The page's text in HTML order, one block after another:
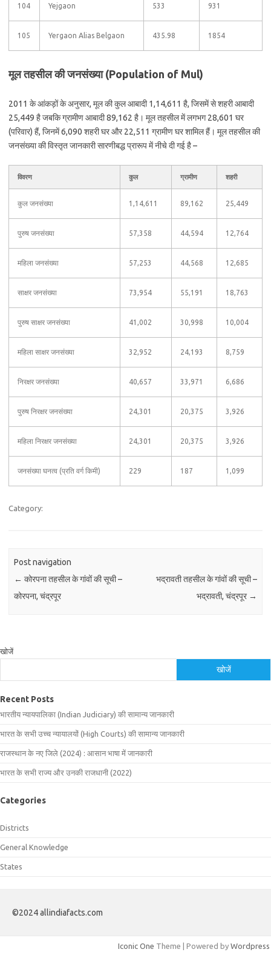
104 Yejgaon 533 931
105 Yergaon Alias Belgaon 435.98 1854
मूल तहसील की जनसंख्या (Population of Mul)
2011 के आंकड़ों के अनुसार, मूल की कुल आबादी 1,14,611 है, जिसमें से शहरी आबादी
25,449 है जबकि ग्रामीण आबादी 89,162 है। मूल तहसील में लगभग 28,601 घर
(परिवार) हैं, जिनमें 6,090 शहरी घर और 22,511 ग्रामीण घर शामिल हैं। मूल तहसील की
जनसंख्या की विस्तृत जानकारी सारणीबद्ध प्रारूप में नीचे दी गई है –
विवरण कुल ग्रामीण शहरी
कुल जनसंख्या 1,14,611 89,162 25,449
पुरुष जनसंख्या 57,358 44,594 12,764
महिला जनसंख्या 57,253 44,568 12,685
साक्षर जनसंख्या 73,954 55,191 18,763
पुरुष साक्षर जनसंख्या 41,002 30,998 10,004
महिला साक्षर जनसंख्या 32,952 24,193 8,759
निरक्षर जनसंख्या 40,657 33,971 6,686
पुरुष निरक्षर जनसंख्या 24,301 20,375 3,926
महिला निरक्षर जनसंख्या 24,301 20,375 3,926
जनसंख्या घनत्व (प्रति वर्ग किमी) 229 187 1,099
Category:
Post navigation
← कोरपना तहसील के गांवों की सूची –
कोरपना, चंद्रपूर
भद्रावती तहसील के गांवों की सूची –
भद्रावती, चंद्रपूर →
खोजें
खोजें
Recent Posts
भारतीय न्यायपालिका (Indian Judiciary) की सामान्य जानकारी
भारत के सभी उच्च न्यायालयों (High Courts) की सामान्य जानकारी
राजस्थान के नए जिले (2024) : आसान भाषा में जानकारी
भारत के सभी राज्य और उनकी राजधानी (2022)
Categories
Districts
General Knowledge
States
©2024 allindiafacts.com
Iconic One Theme | Powered by Wordpress